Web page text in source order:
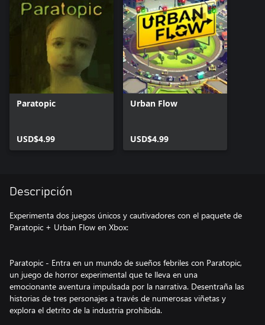
Paratopic
USD$4.99
Urban Flow
USD$4.99
Descripción
Experimenta dos juegos únicos y cautivadores con el paquete de
Paratopic + Urban Flow en Xbox:
Paratopic - Entra en un mundo de sueños febriles con Paratopic,
un juego de horror experimental que te lleva en una
emocionante aventura impulsada por la narrativa. Desentraña las
historias de tres personajes a través de numerosas viñetas y
explora el detrito de la industria prohibida.